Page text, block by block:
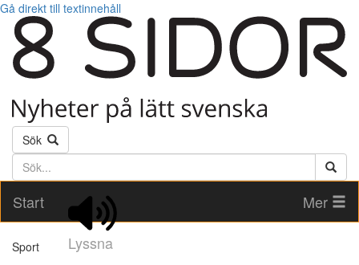
Gå direkt till textinnehåll
Sök
Söktext
Start
Lyssna
Mer
Sport